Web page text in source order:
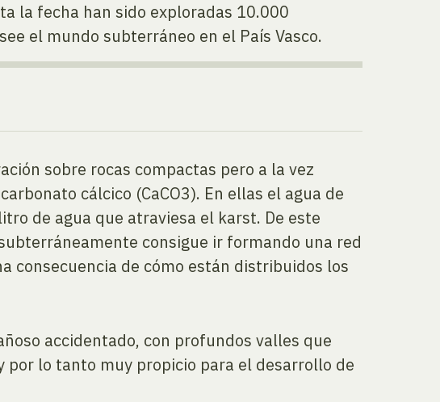
la fecha han sido exploradas 10.000
el mundo subterráneo en el País Vasco.
sobre rocas compactas pero a la vez
cálcico (CaCO3). En ellas el agua de
de agua que atraviesa el karst. De este
consigue ir formando una red
consecuencia de cómo están distribuidos los
accidentado, con profundos valles que
por lo tanto muy propicio para el desarrollo de